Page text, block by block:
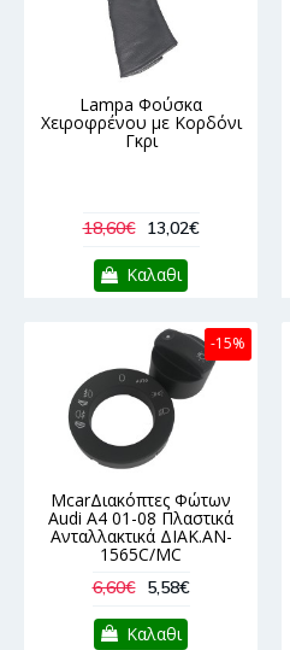
Lampa Φούσκα
Χειροφρένου με Κορδόνι
Γκρι
18,60€ 13,02€
Καλαθι
-15%
McarΔιακόπτες Φώτων
Audi A4 01-08 Πλαστικά
Ανταλλακτικά ΔΙΑΚ.AN-
1565C/MC
6,60€ 5,58€
Καλαθι